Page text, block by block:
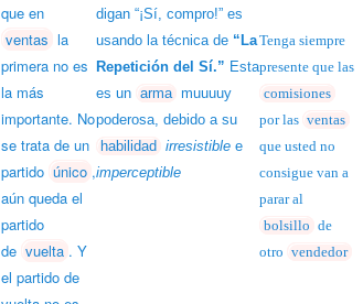
que en
ventas la
primera no es
la más
importante. No
se trata de un
partido único ,
aún queda el
partido
de vuelta . Y
el partido de
digan “¡Sí, compro!” es
usando la técnica de “La
Repetición del Sí.” Esta
es un arma muuuuy
poderosa, debido a su
habilidad irresistible e
imperceptible
Tenga siempre
presente que las
comisiones
por las ventas
que usted no
consigue van a
parar al
bolsillo de
otro vendedor